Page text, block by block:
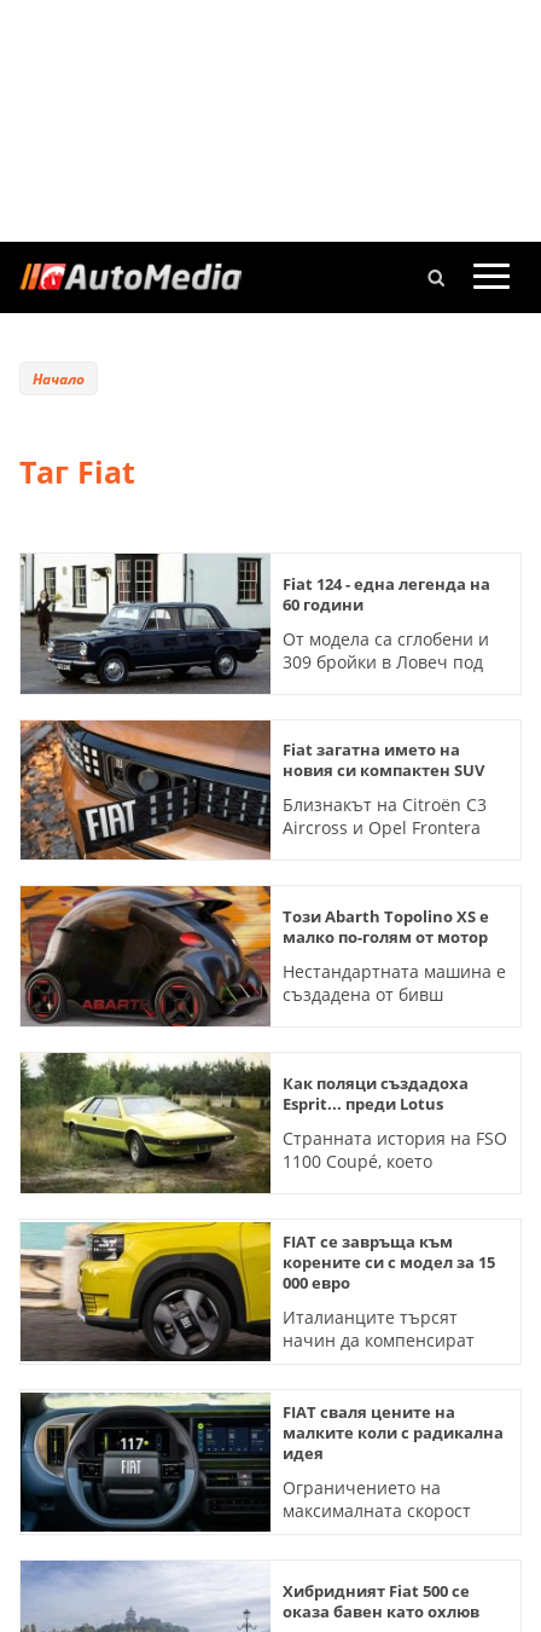
Начало
Таг Fiat
Fiat 124 - една легенда на
60 години
От модела са сглобени и
309 бройки в Ловеч под
Fiat загатна името на
новия си компактен SUV
Близнакът на Citroën C3
Aircross и Opel Frontera
Този Abarth Topolino XS е
малко по-голям от мотор
Нестандартната машина е
създадена от бивш
Как поляци създадоха
Esprit... преди Lotus
Странната история на FSO
1100 Coupé, което
FIAT се завръща към
корените си с модел за 15
000 евро
Италианците търсят
начин да компенсират
FIAT сваля цените на
малките коли с радикална
идея
Ограничението на
максималната скорост
Хибридният Fiat 500 се
оказа бавен като охлюв